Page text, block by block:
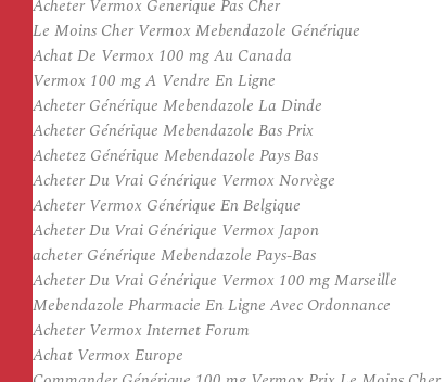
Acheter Vermox Generique Pas Cher
Le Moins Cher Vermox Mebendazole Générique
Achat De Vermox 100 mg Au Canada
Vermox 100 mg A Vendre En Ligne
Acheter Générique Mebendazole La Dinde
Acheter Générique Mebendazole Bas Prix
Achetez Générique Mebendazole Pays Bas
Acheter Du Vrai Générique Vermox Norvège
Acheter Vermox Générique En Belgique
Acheter Du Vrai Générique Vermox Japon
acheter Générique Mebendazole Pays-Bas
Acheter Du Vrai Générique Vermox 100 mg Marseille
Mebendazole Pharmacie En Ligne Avec Ordonnance
Acheter Vermox Internet Forum
Achat Vermox Europe